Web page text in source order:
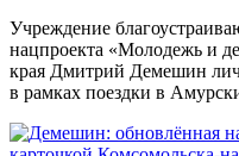
Учреждение
нацпроекта «Молодежь и
края Дмитрий Демешин
в рамках поездки в